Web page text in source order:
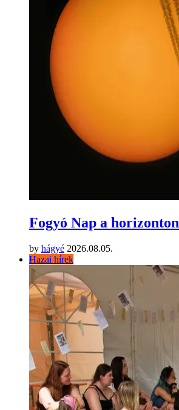
Fogyó Nap a horizonton
by hágyé 2026.08.05.
Hazai hírek